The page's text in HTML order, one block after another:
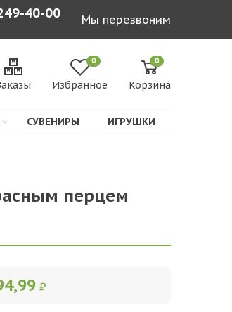
40-00 Мы перезвоним
0
Избранное
0
Корзина
СУВЕНИРЫ ИГРУШКИ
перцем
₽